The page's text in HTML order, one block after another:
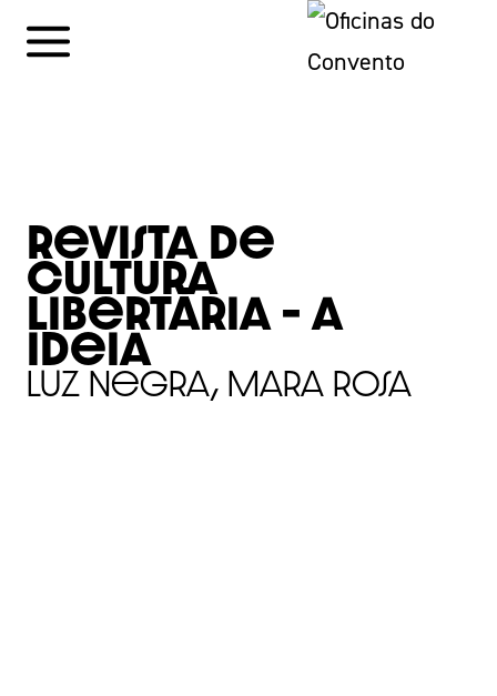
Skip
Revista de
Cultura
Libertária – a
ideia
Luz Negra, Mara Rosa